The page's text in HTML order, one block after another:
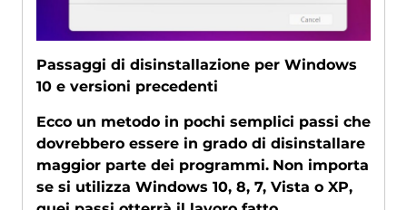
Passaggi di disinstallazione per Windows
10 e versioni precedenti
Ecco un metodo in pochi semplici passi che
dovrebbero essere in grado di disinstallare
maggior parte dei programmi. Non importa
se si utilizza Windows 10, 8, 7, Vista o XP,